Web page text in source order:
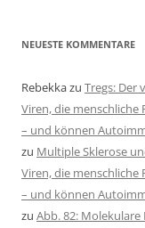
NEUESTE KOMMENTARE
Rebekkazu Tregs: Der
Viren, die
– und können
zu Multiple Sklerose
Viren, die
– und können
zu Abb. 82: